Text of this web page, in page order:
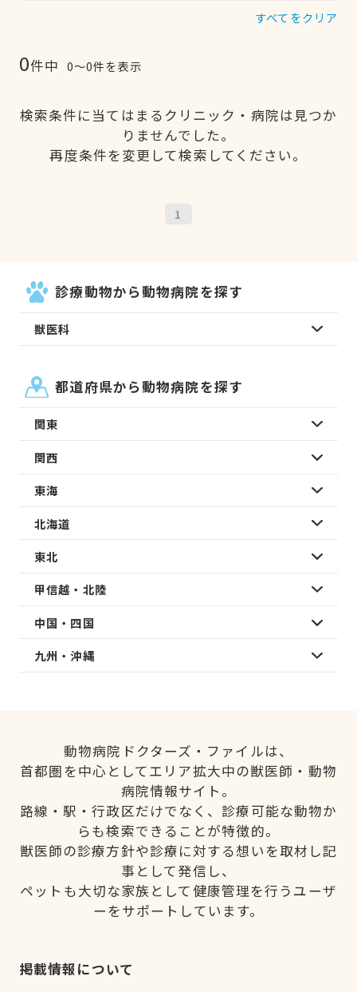
すべてをクリア
0件中 0〜0件を表示
検索条件に当てはまるクリニック・病院は見つか
りませんでした。
再度条件を変更して検索してください。
1
診療動物から動物病院を探す
獣医科
都道府県から動物病院を探す
関東
関西
東海
北海道
東北
甲信越・北陸
中国・四国
九州・沖縄
動物病院ドクターズ・ファイルは、
首都圏を中心としてエリア拡大中の獣医師・動物
病院情報サイト。
路線・駅・行政区だけでなく、診療可能な動物か
らも検索できることが特徴的。
獣医師の診療方針や診療に対する想いを取材し記
事として発信し、
ペットも大切な家族として健康管理を行うユーザ
ーをサポートしています。
掲載情報について